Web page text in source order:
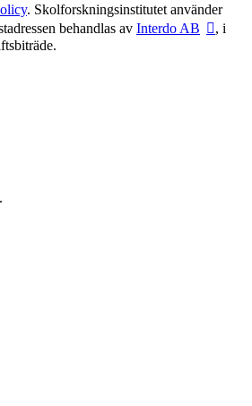
. Skolforskningsinstitutet använder
behandlas av Interdo AB
, i